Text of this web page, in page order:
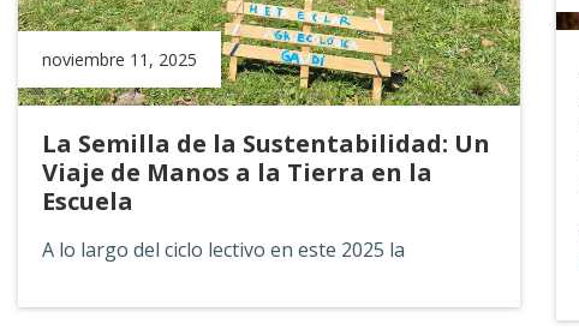
noviembre 11, 2025
La Semilla de la Sustentabilidad: Un
Viaje de Manos a la Tierra en la
Escuela
A lo largo del ciclo lectivo en este 2025 la